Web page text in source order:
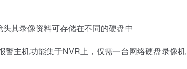
其录像资料可存储在不同的硬盘中
主机功能集于NVR上，仅需一台网络硬盘录像